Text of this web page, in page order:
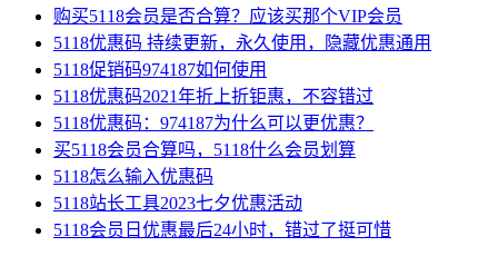
购买5118会员是否合算？应该买那个VIP会员
5118优惠码 持续更新，永久使用，隐藏优惠通用
5118促销码974187如何使用
5118优惠码2021年折上折钜惠，不容错过
5118优惠码：974187为什么可以更优惠？
买5118会员合算吗，5118什么会员划算
5118怎么输入优惠码
5118站长工具2023七夕优惠活动
5118会员日优惠最后24小时，错过了挺可惜